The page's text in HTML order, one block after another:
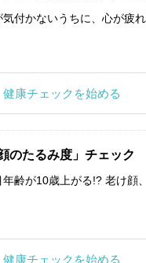
気付かないうちに、心が疲
健康チェックを始める
のたるみ度」チェック
年齢が10歳上がる!? 老け顔
健康チェックを始める